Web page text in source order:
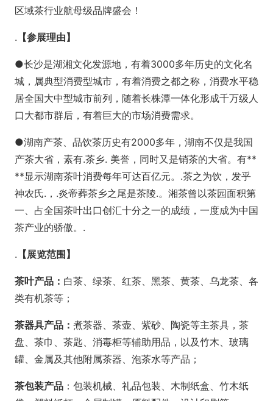
区域茶行业航母级品牌盛会！
. 【参展理由】
●长沙是湖湘文化发源地，有着3000多年历史的文化名
城，属典型消费型城市，有着消费之都之称，消费水平稳
居全国大中型城市前列，随着长株潭一体化形成千万级人
口大都市群后，有着巨大的市场消费需求。
●湖南产茶、品饮茶历史有2000多年，湖南不仅是我国
产茶大省，素有.茶乡. 美誉，同时又是销茶的大省。有**
**显示湖南茶叶消费每年可达百亿元。.茶之为饮，发乎
神农氏.，.炎帝葬茶乡之尾是茶陵.。湘茶曾以茶园面积第
一、占全国茶叶出口创汇十分之一的成绩，一度成为中国
茶产业的骄傲。.
. 【展览范围】
茶叶产品： 白茶、绿茶、红茶、黑茶、黄茶、乌龙茶、各
类有机茶等；
茶器具产品： 煮茶器、茶壶、紫砂、陶瓷等主茶具，茶
盘、茶巾、茶匙、消毒柜等辅助用品，以及竹木、玻璃
罐、金属及其他附属茶器、泡茶水等产品；
茶包装产品 ：包装机械、礼品包装、木制纸盒、竹木纸